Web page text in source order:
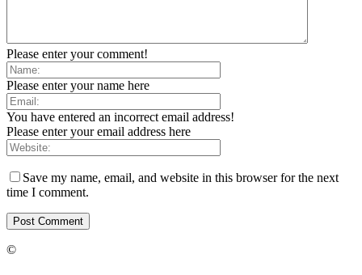
Please enter your comment!
Please enter your name here
You have entered an incorrect email address!
Please enter your email address here
Save my name, email, and website in this browser for the next
time I comment.
©